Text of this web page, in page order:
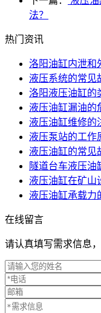
法？
热门资讯
洛阳油缸内泄和
液压系统的常见
洛阳液压油缸的
液压油缸漏油的
液压油缸维修的
液压泵站的工作
液压油缸的常见
隧道台车液压油
液压油缸在矿山
液压油缸承载力
在线留言
请认真填写需求信息